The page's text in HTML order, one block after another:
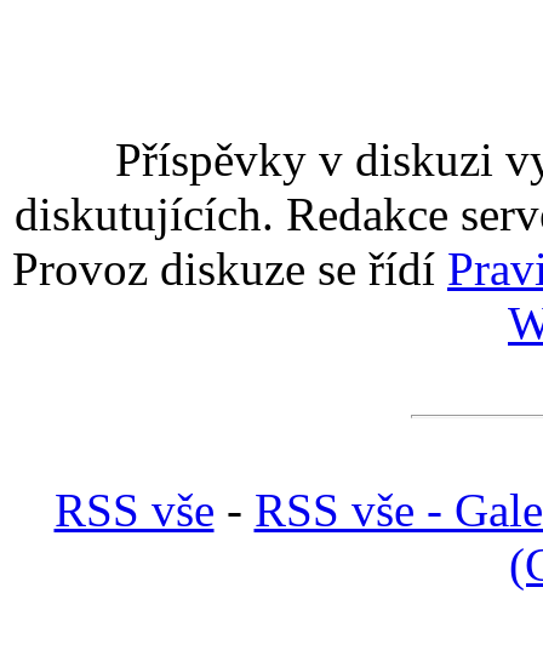
Příspěvky v diskuzi
diskutujících. Redakce
Provoz diskuze se řídí
RSS vše - RSS vše -